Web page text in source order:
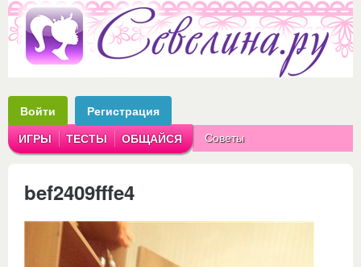
Войти Регистрация
ИГРЫ ТЕСТЫ ОБЩАЙСЯ Советы
bef2409fffe4